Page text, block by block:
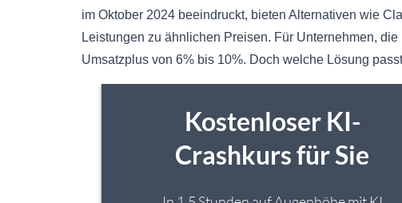
im Oktober 2024 beeindruckt, bieten Alternativen wie
Leistungen zu ähnlichen Preisen. Für Unternehmen,
Umsatzplus von 6% bis 10%. Doch welche Lösung